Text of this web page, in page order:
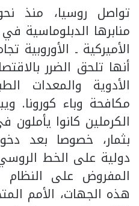
تواصل روسيا، منذ
منابرها الدبلوماسية في
الأميركية ـ الأوروبية
أنها تلحق الضرر
الأدوية والمعدات
مكافحة وباء كورونا.
الكرملين كانوا
بثمار، خصوصا بعد
دولية على الخط
المفروض على
هذه الجهات، الأمم